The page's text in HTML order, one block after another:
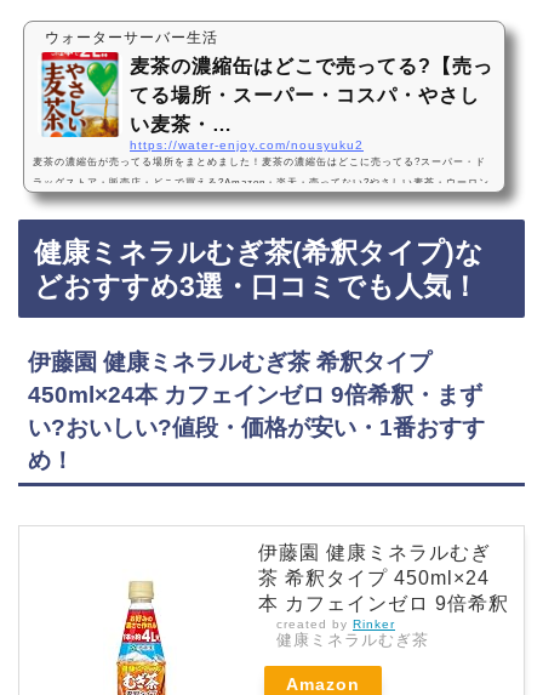
ウォーターサーバー生活
麦茶の濃縮缶はどこで売ってる?【売っ
てる場所・スーパー・コスパ・やさし
い麦茶・…
https://water-enjoy.com/nousyuku2
麦茶の濃縮缶が売ってる場所をまとめました！麦茶の濃縮缶はどこに売ってる?スーパー・ド
ラッグストア・販売店・どこで買える?Amazon・楽天・売ってない?やさしい麦茶・ウーロン
茶麦茶の濃縮缶は、スーパー、ドラッグストアに売っています！店舗によっては売ってない店
おすすめ3選・口コミでも人気！サントリー GREEN DA・KA・RA(グリーンダカラ) やさしい
麦茶 濃縮タイプ ノンカフェイン 180ｇ×30本・まずい?おいしい?『サントリー GREEN DA・
KA…
健康ミネラルむぎ茶(希釈タイプ)な
どおすすめ3選・口コミでも人気！
伊藤園 健康ミネラルむぎ茶 希釈タイプ
450ml×24本 カフェインゼロ 9倍希釈・まず
い?おいしい?値段・価格が安い・1番おすす
め！
伊藤園 健康ミネラルむぎ
茶 希釈タイプ 450ml×24
本 カフェインゼロ 9倍希釈
created by Rinker
健康ミネラルむぎ茶
Amazon